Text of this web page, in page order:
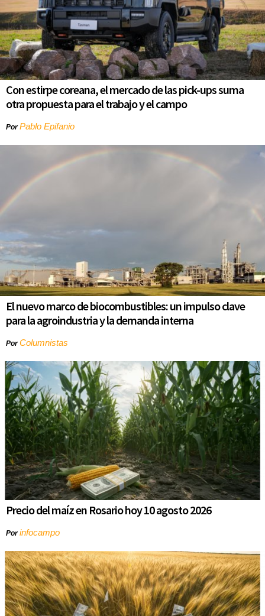
Con estirpe coreana, el mercado de las pick-ups suma
otra propuesta para el trabajo y el campo
PorPablo Epifanio
El nuevo marco de biocombustibles: un impulso clave
para la agroindustria y la demanda interna
PorColumnistas
Precio del maíz en Rosario hoy 10 agosto 2026
Porinfocampo